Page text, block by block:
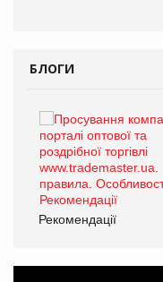
БЛОГИ
Рекомендації